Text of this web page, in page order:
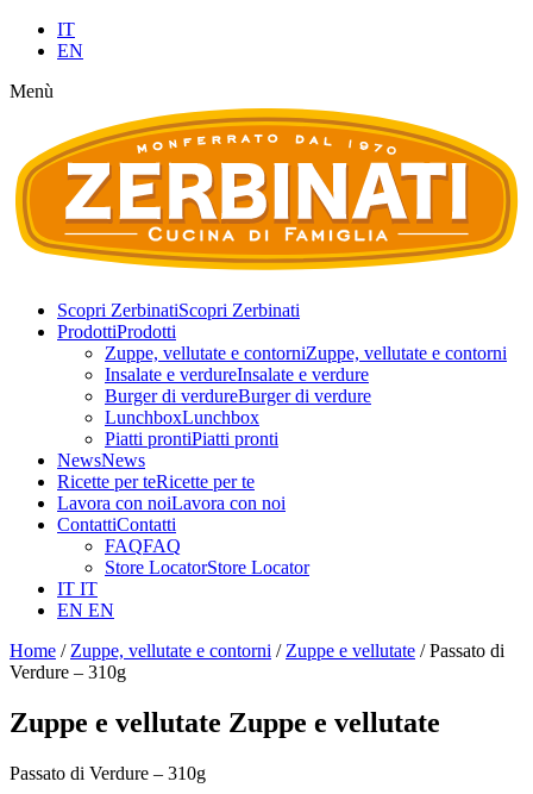
IT
EN
Menù
Scopri ZerbinatiScopri Zerbinati
ProdottiProdotti
Zuppe, vellutate e contorniZuppe, vellutate e contorni
Insalate e verdureInsalate e verdure
Burger di verdureBurger di verdure
LunchboxLunchbox
Piatti prontiPiatti pronti
NewsNews
Ricette per teRicette per te
Lavora con noiLavora con noi
ContattiContatti
FAQFAQ
Store LocatorStore Locator
IT IT
EN EN
Home / Zuppe, vellutate e contorni / Zuppe e vellutate / Passato di
Verdure – 310g
Zuppe e vellutate Zuppe e vellutate
Passato di Verdure – 310g